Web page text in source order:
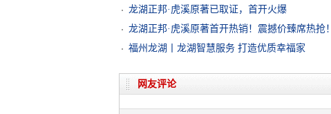
龙湖正邦·虎溪原著已取证，首开火爆
龙湖正邦·虎溪原著首开热销！震撼价臻席热抢！
福州龙湖丨龙湖智慧服务 打造优质幸福家
网友评论